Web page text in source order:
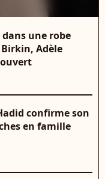
dans une robe
Adèle
confirme son
en famille